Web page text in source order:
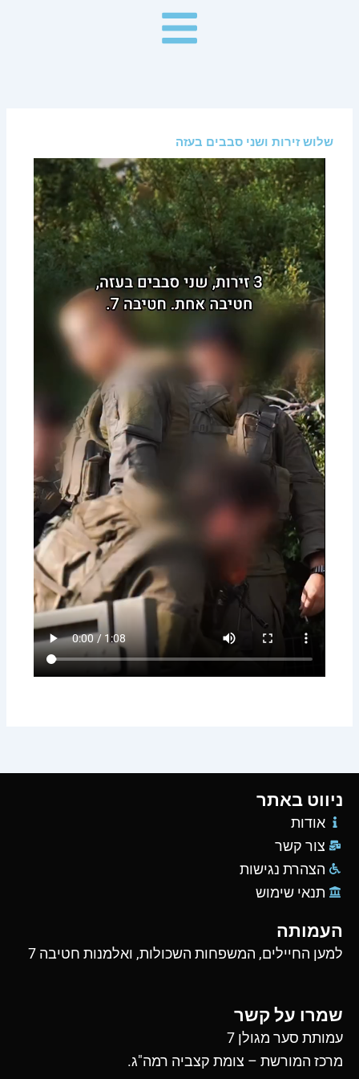
שלוש זירות ושני סבבים בעזה
ניווט באתר
אודות
צור קשר
הצהרת נגישות
תנאי שימוש
העמותה
למען החיילים, המשפחות השכולות, ואלמנות חטיבה 7
שמרו על קשר
עמותת סער מגולן 7
מרכז המורשת – צומת קצביה רמה"ג.